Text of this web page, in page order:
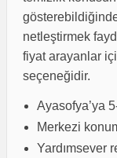
netleştirmek
fiyat arayanlar
seçeneğidir.
Ayasofya’ya
Merkezi
Yardımsever